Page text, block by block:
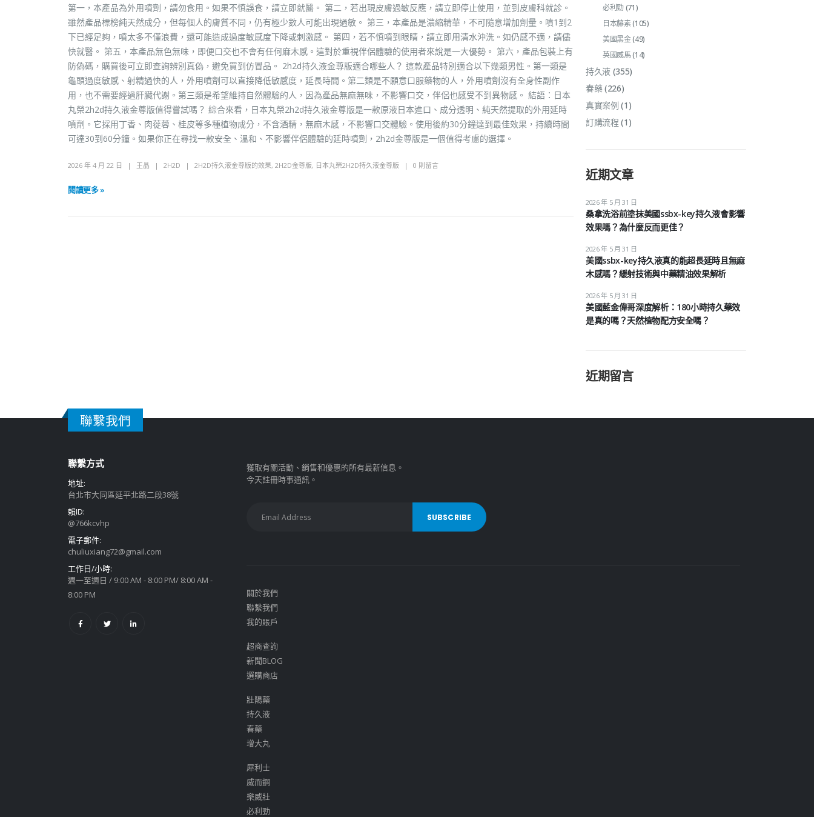
第一，本產品為外用噴劑，請勿食用。如果不慎誤食，請立即就醫。 第二，若出現皮膚過敏反應，請立即停止使用，並到皮膚科就診。
雖然產品標榜純天然成分，但每個人的膚質不同，仍有極少數人可能出現過敏。 第三，本產品是濃縮精華，不可隨意增加劑量。噴1到2
下已經足夠，噴太多不僅浪費，還可能造成過度敏感度下降或刺激感。 第四，若不慎噴到眼睛，請立即用清水沖洗。如仍感不適，請儘
快就醫。 第五，本產品無色無味，即便口交也不會有任何麻木感。這對於重視伴侶體驗的使用者來說是一大優勢。 第六，產品包裝上有
防偽碼，購買後可立即查詢辨別真偽，避免買到仿冒品。 2h2d持久液金尊版適合哪些人？ 這款產品特別適合以下幾類男性。第一類是
龜頭過度敏感、射精過快的人，外用噴劑可以直接降低敏感度，延長時間。第二類是不願意口服藥物的人，外用噴劑沒有全身性副作
用，也不需要經過肝臟代謝。第三類是希望維持自然體驗的人，因為產品無麻無味，不影響口交，伴侶也感受不到異物感。 結語：日本
丸榮2h2d持久液金尊版值得嘗試嗎？ 綜合來看，日本丸榮2h2d持久液金尊版是一款原液日本進口、成分透明、純天然提取的外用延時
噴劑。它採用丁香、肉蓯蓉、桂皮等多種植物成分，不含酒精，無麻木感，不影響口交體驗。使用後約30分鐘達到最佳效果，持續時間
可達30到60分鐘。如果你正在尋找一款安全、溫和、不影響伴侶體驗的延時噴劑，2h2d金尊版是一個值得考慮的選擇。
2026 年 4 月 22 日 王晶 2H2D 2H2D持久液金尊版的效果, 2H2D金尊版, 日本丸榮2H2D持久液金尊版 0 則留言
閱讀更多 »
必利勁(71)
日本藤素(105)
美國黑金(49)
英國威馬(14)
持久液(355)
春藥(226)
真實案例 (1)
訂購流程 (1)
近期文章
桑拿洗浴前塗抹美國ssbx-key持久液會影響
效果嗎？為什麼反而更佳？
2026 年 5 月 31 日
美國ssbx-key持久液真的能超長延時且無麻
木感嗎？緩射技術與中藥精油效果解析
2026 年 5 月 31 日
美國藍金偉哥深度解析：180小時持久藥效
是真的嗎？天然植物配方安全嗎？
2026 年 5 月 31 日
近期留言
聯繫我們
聯繫方式
地址:
台北市大同區延平北路二段38號
賴ID:
@766kcvhp
電子郵件:
chuliuxiang72@gmail.com
工作日/小時:
週一至週日 / 9:00 AM - 8:00 PM/ 8:00 AM -
8:00 PM
獲取有關活動、銷售和優惠的所有最新信息。
今天註冊時事通訊。
關於我們
聯繫我們
我的賬戶
超商查詢
新聞BLOG
選購商店
壯陽藥
持久液
春藥
增大丸
犀利士
威而鋼
樂威壯
必利勁